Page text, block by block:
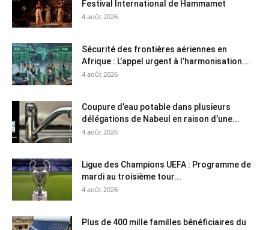
Festival International de Hammamet
4 août 2026
Sécurité des frontières aériennes en
Afrique : L’appel urgent à l’harmonisation...
4 août 2026
Coupure d’eau potable dans plusieurs
délégations de Nabeul en raison d’une...
4 août 2026
Ligue des Champions UEFA : Programme de
mardi au troisième tour...
4 août 2026
Plus de 400 mille familles bénéficiaires du